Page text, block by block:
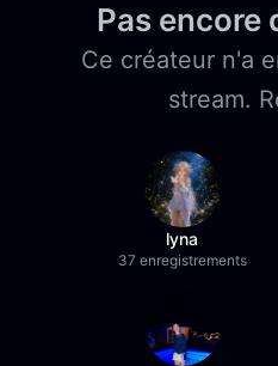
Pas encore
Ce créateur n'a
stream.
lyna
37 enregistrements